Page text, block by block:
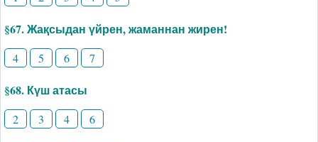
§67. Жақсыдан үйрен, жаманнан жирен!
4 5 6 7
§68. Күш атасы
2 3 4 6